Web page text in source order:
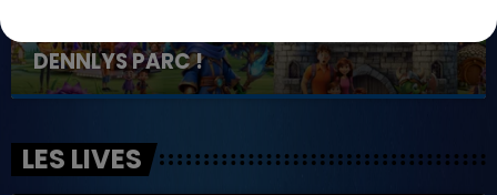
GAGNEZ VOS ENTRÉES EN FAMILLE À
DENNLYS PARC !
LES LIVES